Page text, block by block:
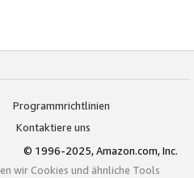
Programmrichtlinien
Kontaktiere uns
© 1996-2025, Amazon.com, Inc.
wir Cookies und ähnliche Tools